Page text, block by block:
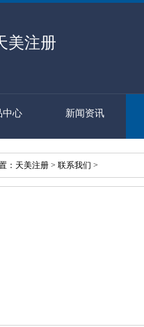
美注册
中心 新闻资讯
： 天美注册 > 联系我们 >